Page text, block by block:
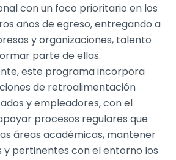
con un foco prioritario en los
años de egreso, entregando a
y organizaciones, talento
parte de ellas.
este programa incorpora
de retroalimentación
y empleadores, con el
procesos regulares que
áreas académicas, mantener
y pertinentes con el entorno los